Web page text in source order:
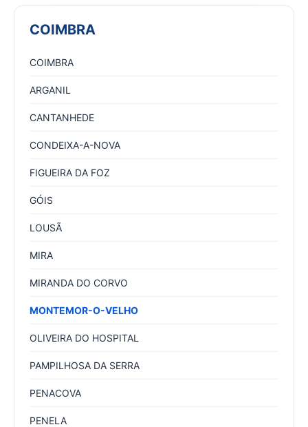
COIMBRA
COIMBRA
ARGANIL
CANTANHEDE
CONDEIXA-A-NOVA
FIGUEIRA DA FOZ
GÓIS
LOUSÃ
MIRA
MIRANDA DO CORVO
MONTEMOR-O-VELHO
OLIVEIRA DO HOSPITAL
PAMPILHOSA DA SERRA
PENACOVA
PENELA